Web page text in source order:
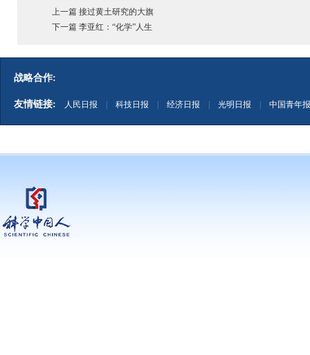
上一篇 接过黄土研究的大旗
下一篇 李亚红：“化学”人生
战略合作:
友情链接: 人民日报 科技日报 经济日报 光明日报 中国青年报